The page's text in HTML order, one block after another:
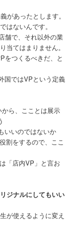
があったとします。
はないんです。
舗で、それ以外の業
当てはまりません。
をつくるべきだ、と
国ではVPという定義
ら、こことは展示
いいのではないか
割をするので、ここ
「店内VP」と言お
ジナルにしてもいい
が使えるように変え